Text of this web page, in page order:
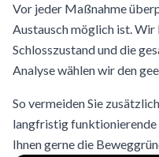
Vor jeder Maßnahme
Austausch möglich ist.
Schlosszustand und die
Analyse wählen wir den
So vermeiden Sie
langfristig funktionierende
Ihnen gerne die